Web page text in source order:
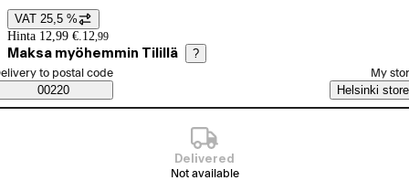
Price details
VAT 25,5 %
Hinta 12,99 €. 12,99
Maksa myöhemmin Tilillä ?
Saatavuustiedot
order method
to postal code
00220
My
Helsinki store
Delivered
Not available